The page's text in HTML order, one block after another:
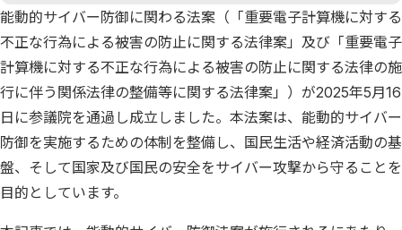
能動的サイバー防御に関わる法案（「重要電子計算機に対する
不正な行為による被害の防止に関する法律案」及び「重要電子
計算機に対する不正な行為による被害の防止に関する法律の施
行に伴う関係法律の整備等に関する法律案」）が2025年5月16
日に参議院を通過し成立しました。本法案は、能動的サイバー
防御を実施するための体制を整備し、国民生活や経済活動の基
盤、そして国家及び国民の安全をサイバー攻撃から守ることを
目的としています。